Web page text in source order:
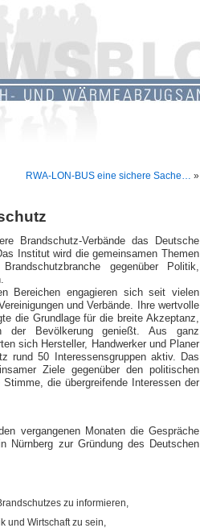
RWA-LON-BUS eine sichere Sache… »
Brandschutz-Verbände das Deutsche
Institut wird die gemeinsamen Themen
gegenüber Politik,
Bereichen engagieren sich seit vielen
und Verbände. Ihre wertvolle
die Grundlage für die breite Akzeptanz,
der Bevölkerung genießt. Aus ganz
sich Hersteller, Handwerker und Planer
rund 50 Interessensgruppen aktiv. Das
Ziele gegenüber den politischen
die übergreifende Interessen der
vergangenen Monaten die Gespräche
Nürnberg zur Gründung des Deutschen
zu informieren,
und Wirtschaft zu sein,